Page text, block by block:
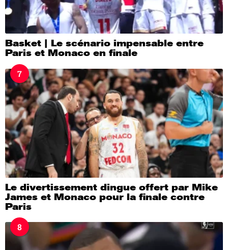
Basket | Le scénario impensable entre
Paris et Monaco en finale
7
Le divertissement dingue offert par Mike
James et Monaco pour la finale contre
Paris
8